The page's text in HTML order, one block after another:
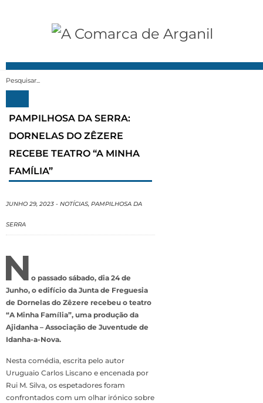
PAMPILHOSA DA SERRA:
DORNELAS DO ZÊZERE
RECEBE TEATRO “A MINHA
FAMÍLIA”
JUNHO 29, 2023 - NOTÍCIAS, PAMPILHOSA DA
SERRA
N o passado sábado, dia 24 de
Junho, o edifício da Junta de Freguesia
de Dornelas do Zêzere recebeu o teatro
“A Minha Família”, uma produção da
Ajidanha – Associação de Juventude de
Idanha-a-Nova.
Nesta comédia, escrita pelo autor
Uruguaio Carlos Liscano e encenada por
Rui M. Silva, os espetadores foram
confrontados com um olhar irónico sobre